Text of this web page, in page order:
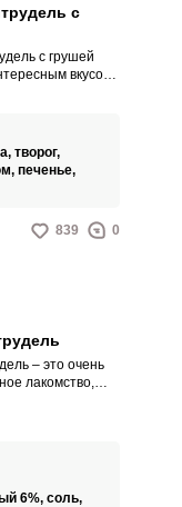
с
с грушей
вкусом
столу.
творог,
печенье,
839 0
– это очень
лакомство,
6%, соль,